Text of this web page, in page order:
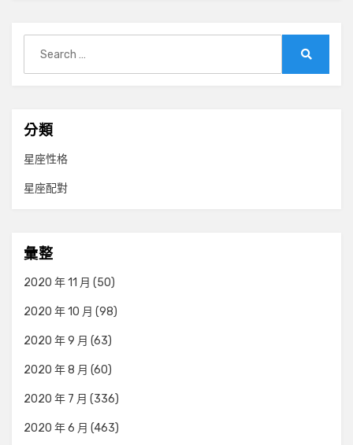
for:
分類
星座性格
星座配對
彙整
2020 年 11 月 (50)
2020 年 10 月 (98)
2020 年 9 月 (63)
2020 年 8 月 (60)
2020 年 7 月 (336)
2020 年 6 月 (463)